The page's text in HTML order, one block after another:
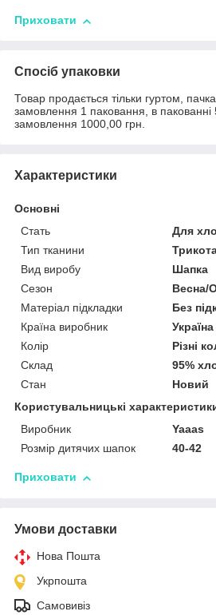
Приховати
Спосіб упаковки
Товар продається тільки гуртом,
замовлення 1 паковання, в
замовлення 1000,00 грн.
Характеристики
Основні
Стать
Для
Тип тканини
Вид виробу
Шапка
Сезон
Весна/
Матеріал підкладки
Без
Країна виробник
Україна
Колір
Різні
Склад
95%
Стан
Новий
Користувальницькі
Виробник
Yaaas
Розмір дитячих шапок
40-42
Приховати
Умови доставки
Нова Пошта
Укрпошта
Самовивіз